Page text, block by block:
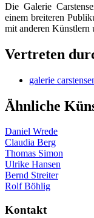
Die Galerie
einem breiteren
mit anderen Künstlern
Vertreten
galerie
Ähnliche
Daniel Wrede
Claudia Berg
Thomas Simon
Ulrike Hansen
Bernd Streiter
Rolf Böhlig
Kontakt